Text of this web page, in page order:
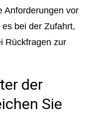
Anforderungen vor
bei der Zufahrt,
Rückfragen zur
der
Sie